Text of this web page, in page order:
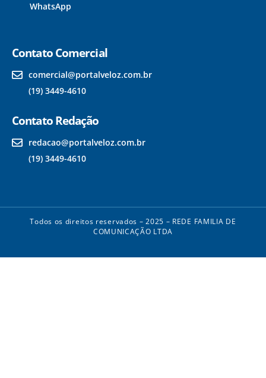
WhatsApp
Contato Comercial
comercial@portalveloz.com.br
(19) 3449-4610
Contato Redação
redacao@portalveloz.com.br
(19) 3449-4610
Todos os direitos reservados – 2025 – REDE FAMILIA DE
COMUNICAÇÃO LTDA